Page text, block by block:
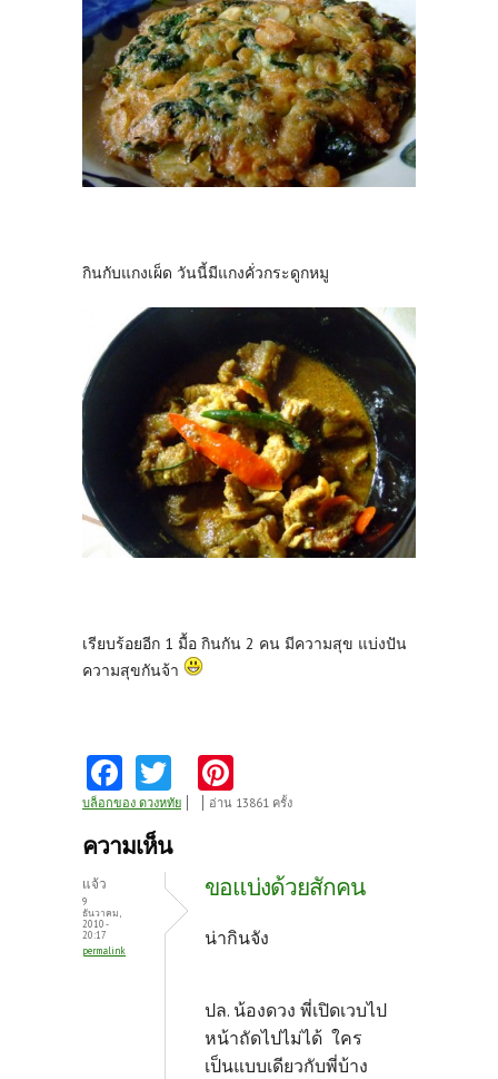
กินกับแกงเผ็ด วันนี้มีแกงคั่วกระดูกหมู
เรียบร้อยอีก 1 มื้อ กินกัน 2 คน มีความสุข แบ่งปัน
ความสุขกันจ้า
Fa
ce
b
k
w
itt
nt
es
t
บล็อกของ ดวงหทัย อ่าน 13861 ครั้ง
ความเห็น
แจ้ว
9
ธันวาคม,
2010 -
20:17
permalink
ขอแบ่งด้วยสักคน
น่ากินจัง
ปล. น้องดวง พี่เปิดเวบไป
หน้าถัดไปไม่ได้ ใคร
เป็นแบบเดียวกับพี่บ้าง